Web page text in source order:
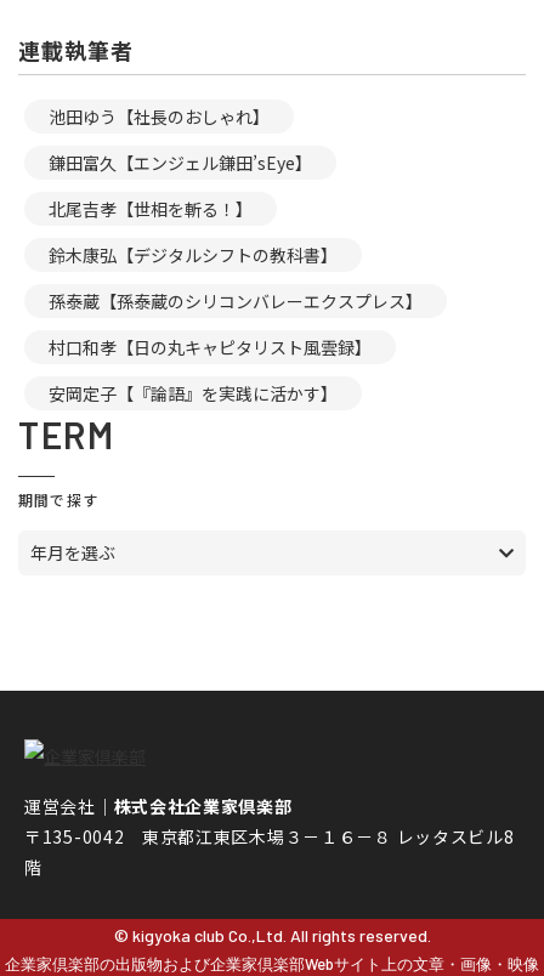
連載執筆者
池田ゆう【社長のおしゃれ】
鎌田富久【エンジェル鎌田’sEye】
北尾吉孝【世相を斬る！】
鈴木康弘【デジタルシフトの教科書】
孫泰蔵【孫泰蔵のシリコンバレーエクスプレス】
村口和孝【日の丸キャピタリスト風雲録】
安岡定子【『論語』を実践に活かす】
TERM
期間で探す
年月を選ぶ
運営会社｜ 株式会社企業家倶楽部
〒135-0042 東京都江東区木場３－１６－８ レッタスビル8
階
© kigyoka club Co.,Ltd. All rights reserved.
企業家倶楽部の出版物および企業家倶楽部Webサイト上の文章・画像・映像